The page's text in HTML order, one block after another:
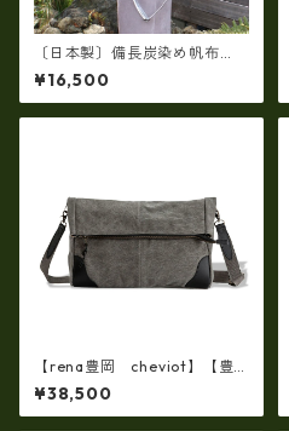
〔日本製〕備長炭染め帆布
（倉敷帆布・タケヤリ社製）
ユニセックス2WAYショルダー
トート LY-120190
¥16,500
【rena豊岡 cheviot】【豊
岡製・火山灰+松墨手染め】8
号帆布・口折り斜め掛けショ
ルダー FB-103
¥38,500